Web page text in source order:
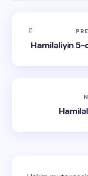
Hamiləliyin 5-